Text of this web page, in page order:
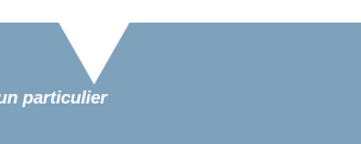
particulier